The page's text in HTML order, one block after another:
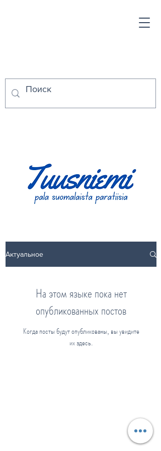
Актуальное
На этом языке пока нет
опубликованных постов
Когда посты будут опубликованы, вы увидите
их здесь.